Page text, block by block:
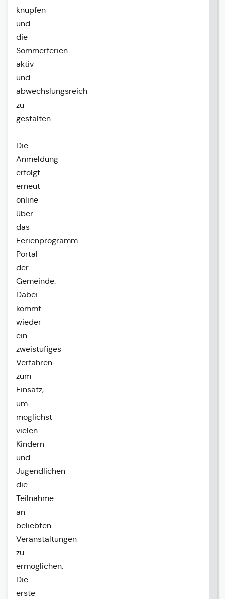
knüpfen
und
die
Sommerferien
aktiv
und
abwechslungsreich
zu
gestalten.
Die
Anmeldung
erfolgt
erneut
online
über
das
Ferienprogramm-
Portal
der
Gemeinde.
Dabei
kommt
wieder
ein
zweistufiges
Verfahren
zum
Einsatz,
um
möglichst
vielen
Kindern
und
Jugendlichen
die
Teilnahme
an
beliebten
Veranstaltungen
zu
ermöglichen.
Die
erste